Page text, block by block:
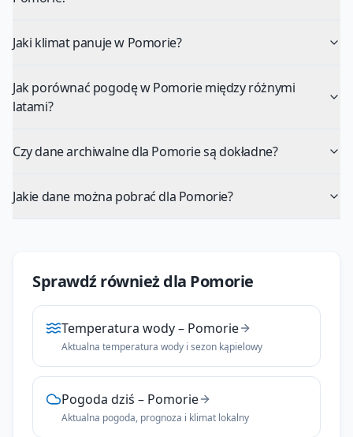
Jaki klimat panuje w Pomorie?
Jak porównać pogodę w Pomorie między różnymi
latami?
Czy dane archiwalne dla Pomorie są dokładne?
Jakie dane można pobrać dla Pomorie?
Sprawdź również dla Pomorie
Temperatura wody– Pomorie
Aktualna temperatura wody i sezon kąpielowy
Pogoda dziś – Pomorie
Aktualna pogoda, prognoza i klimat lokalny